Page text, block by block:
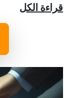
قراءة الكل